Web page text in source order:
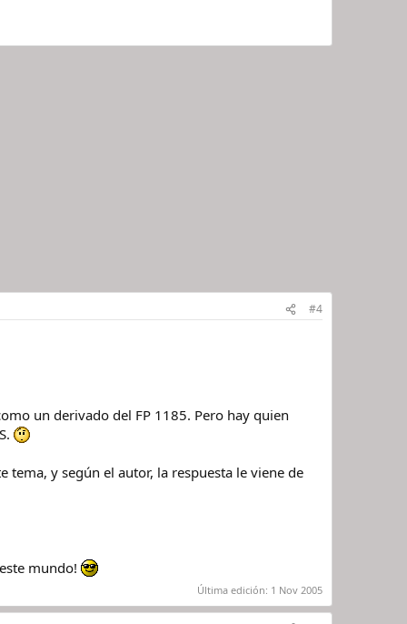
#4
un derivado del FP 1185. Pero hay quien
tema, y según el autor, la respuesta le viene de
mundo!
Última edición: 1 Nov 2005